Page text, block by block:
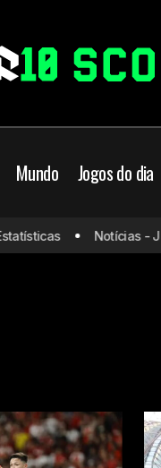
Mundo Jogos do dia
Notícias -